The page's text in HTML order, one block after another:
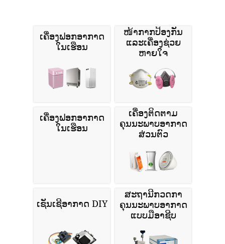
ເຄື່ອງຟອກອາກາດ
ໃນເຮືອນ
ໜ້າກາກປ້ອງກັນ
ແລະເຄື່ອງຊ່ວຍ
ຫາຍໃຈ
ເຄື່ອງຟອກອາກາດ
ໃນເຮືອນ
ເຄື່ອງຕິດຕາມ
ຄຸນນະພາບອາກາດ
ສ່ວນຕົວ
ເຊັນເຊີອາກາດ DIY
ສະຖານີກວດກາ
ຄຸນນະພາບອາກາດ
ແບບມືອາຊີບ